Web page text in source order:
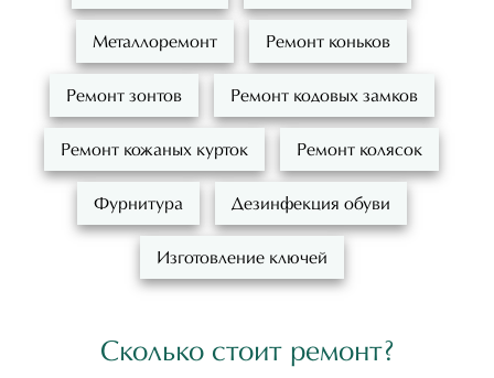
Металлоремонт Ремонт коньков
Ремонт зонтов Ремонт кодовых замков
Ремонт кожаных курток Ремонт колясок
Фурнитура Дезинфекция обуви
Изготовление ключей
Сколько стоит ремонт?